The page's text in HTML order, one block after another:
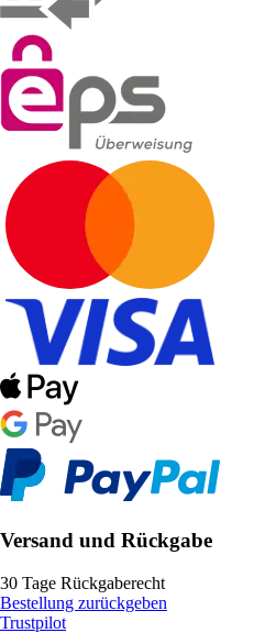
Versand und Rückgabe
30 Tage Rückgaberecht
Bestellung zurückgeben
Trustpilot